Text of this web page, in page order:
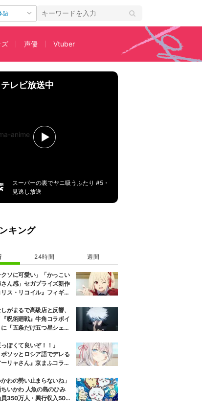
語
ズ 声優 Vtuber
カット解禁
テレビ放送中
スーパーの裏でヤニ吸うふたり #5・
見逃し放送
キング
24時間 週間
クソに可愛い」「かっこい
さん感」セガプライズ新作
リス・リコイル』フィギュ
がまるで高級店と反響、
呪術廻戦』牛角コラボイ
「五条だけ五つ星シェ
っぽくて良いぞ！！」
ボソッとロシア語でデレる
リャさん』京まふコラボ
かわの勢い止まらないね」
ちいかわ 人魚の島のひみ
350万人・興行収入50億